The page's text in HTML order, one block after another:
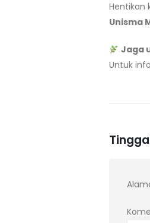
Hentikan
Unisma
Jaga
Untuk